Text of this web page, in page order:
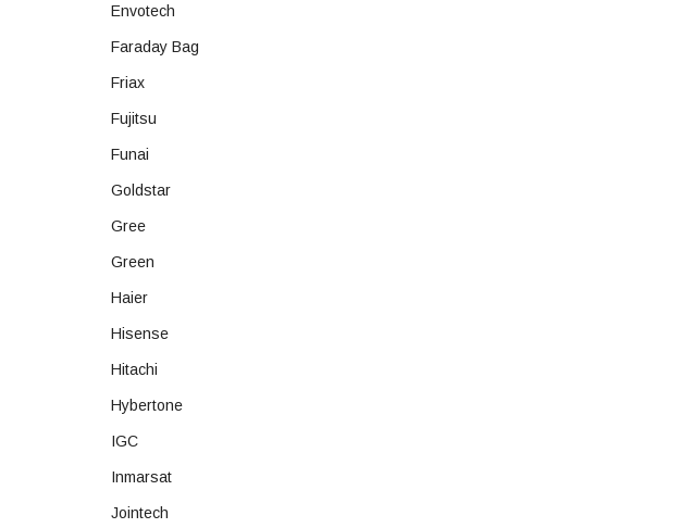
Envotech
Faraday Bag
Friax
Fujitsu
Funai
Goldstar
Gree
Green
Haier
Hisense
Hitachi
Hybertone
IGC
Inmarsat
Jointech